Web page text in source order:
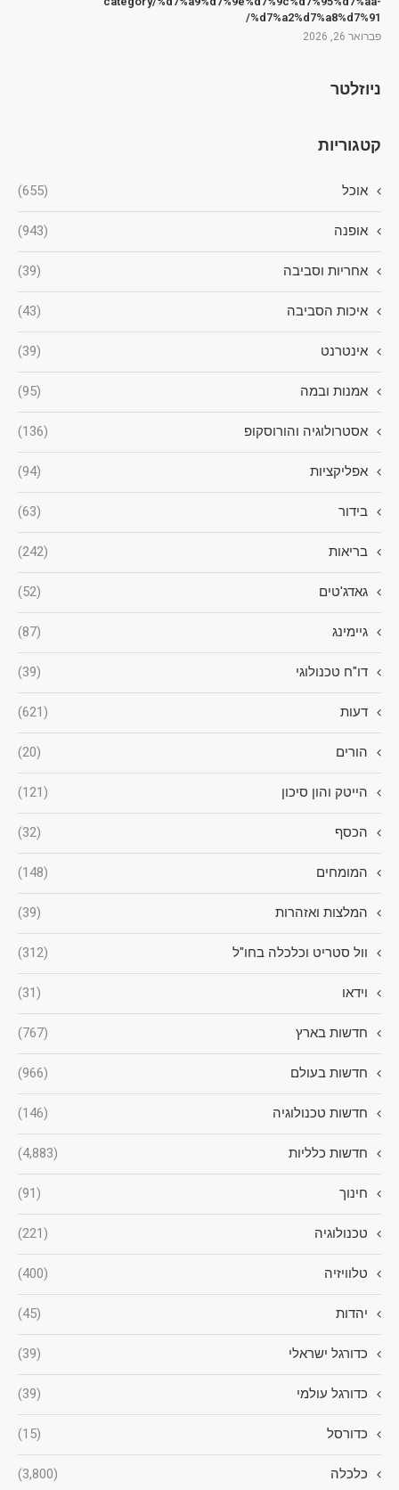
%d7%a2%d7%a8%d7%91/
פברואר 26, 2026
ניוזלטר
קטגוריות
אוכל (655)
אופנה (943)
אחריות וסביבה (39)
איכות הסביבה (43)
אינטרנט (39)
אמנות ובמה (95)
אסטרולוגיה והורוסקופ (136)
אפליקציות (94)
בידור (63)
בריאות (242)
גאדג'טים (52)
גיימינג (87)
דו"ח טכנולוגי (39)
דעות (621)
הורים (20)
הייטק והון סיכון (121)
הכסף (32)
המומחים (148)
המלצות ואזהרות (39)
וול סטריט וכלכלה בחו"ל (312)
וידאו (31)
חדשות בארץ (767)
חדשות בעולם (966)
חדשות טכנולוגיה (146)
חדשות כלליות (4,883)
חינוך (91)
טכנולוגיה (221)
טלוויזיה (400)
יהדות (45)
כדורגל ישראלי (39)
כדורגל עולמי (39)
כדורסל (15)
כלכלה (3,800)